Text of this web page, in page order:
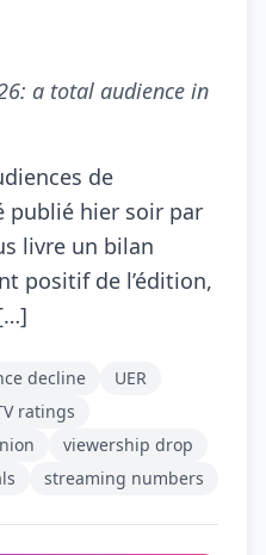
a total audience in
de
publié hier soir par
livre un bilan
positif de l’édition,
decline
UER
ratings
viewership drop
streaming numbers